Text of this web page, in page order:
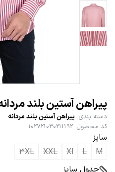
پیراهن آستین بلند
دسته بندی: پیراهن آستین بلند مردانه
کد محصول:
102721030211192
سایز
M
L
Xl
XXL
3XL
جدول سایز